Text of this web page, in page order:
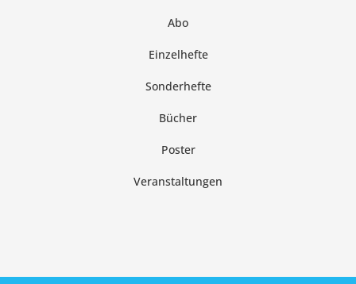
Abo
Einzelhefte
Sonderhefte
Bücher
Poster
Veranstaltungen